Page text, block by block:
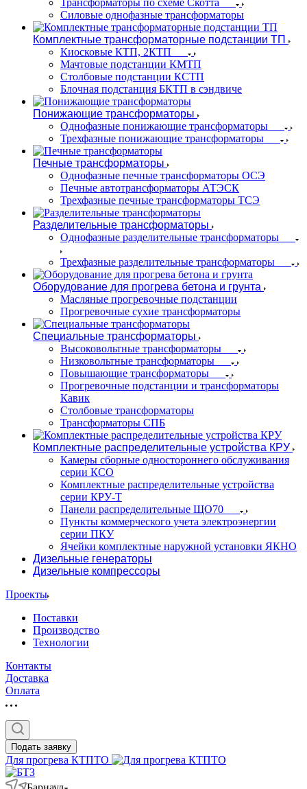
Трансформаторы по схеме Скотта
Силовые однофазные трансформаторы
Комплектные трансформаторные подстанции ТП
Киосковые КТП, 2КТП
Мачтовые подстанции КМТП
Столбовые подстанции КСТП
Блочная подстанция БКТП в сэндвиче
Понижающие трансформаторы
Однофазные понижающие трансформаторы
Трехфазные понижающие трансформаторы
Печные трансформаторы
Однофазные печные трансформаторы ОСЭ
Печные автотрансформаторы АТЭСК
Трехфазные печные трансформаторы ТСЭ
Разделительные трансформаторы
Однофазные разделительные трансформаторы
Трехфазные разделительные трансформаторы
Оборудование для прогрева бетона и грунта
Масляные прогревочные подстанции
Прогревочные сухие трансформаторы
Специальные трансформаторы
Высоковольтные трансформаторы
Низковольтные трансформаторы
Повышающие трансформаторы
Прогревочные подстанции и трансформаторы
Кавик
Столбовые трансформаторы
Трансформаторы СПБ
Комплектные распределительные устройства КРУ
Камеры сборные одностороннего обслуживания
серии КСО
Комплектные распределительные устройства
серии КРУ-Т
Панели распределительные ЩО70
Пункты коммерческого учета электроэнергии
серии ПКУ
Ячейки комплектные наружной установки ЯКНО
Дизельные генераторы
Дизельные компрессоры
Проекты
Поставки
Производство
Технологии
Контакты
Доставка
Оплата
Подать заявку
Для прогрева КТПТО